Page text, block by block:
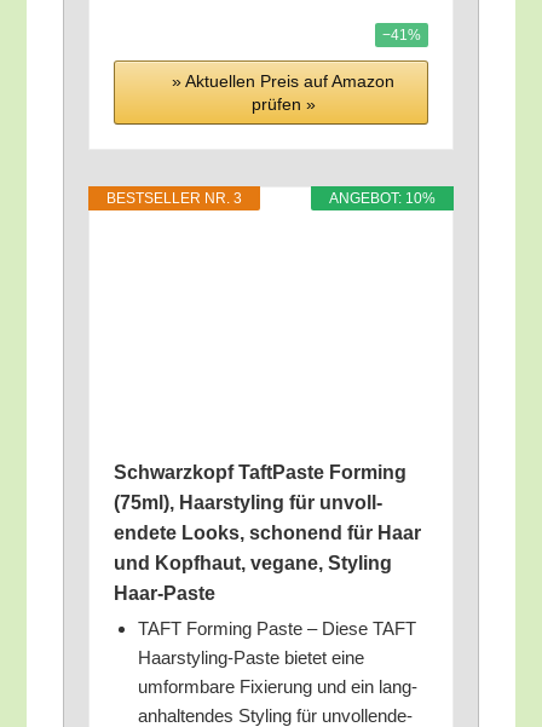
−41%
» Aktu­el­len Preis auf Ama­zon
prü­fen »
ANGE­BOT: 10%
BEST­SEL­LER NR. 3
Schwarz­kopf Taft­Pas­te Forming
(75ml), Haar­sty­ling für unvoll­
ende­te Looks, scho­nend für Haar
und Kopf­haut, vega­ne, Sty­ling
Haar-Paste
TAFT Forming Pas­te – Die­se TAFT
Haar­sty­ling-Pas­te bie­tet eine
umform­ba­re Fixie­rung und ein lang­
an­hal­ten­des Sty­ling für unvoll­ende­